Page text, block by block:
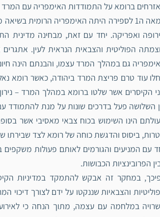
ברומא על התמודדות האימפריה עם
במאה ה1 לספירה היתה האימפריה הרומית
ואפריקה. יחד עם זאת, מבחינה מדינית
הפוליטית והצבאית הנראית לעין.
גם במהלך המרד עצמו, והבנתם הינה
עוד טרם פריצת המרד ביהודה, כאשר רומא
הקיסרים אשר שלטו ברומא במהלך המרד –
השלושה פעל בדרכים שונות על מנת להתמודד
הינו השימוש בכוח צבאי מאסיבי אשר
ביסוס והדגשת כוחה של רומא לצד שבירתו
עם המניעים והגורמים לאותם פעולות
הפרובינציות הכבושות.
במחקר זה אבקש להתמקד במדיניות
והצבאיות שננקטו על ידם לצורך
במלחמה עם עצמה, מתוך הנחה כי